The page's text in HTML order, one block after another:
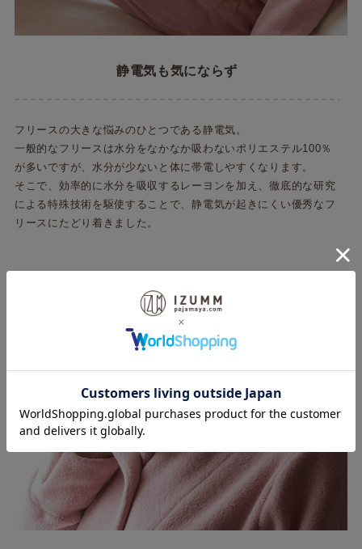
静電気も気にならず
フリースの大きな悩みのひとつである静電気。
一般的なフリースは水分をなかなか吸わないポリエステル100％
が多いですが、水分が少ないと体に帯電しやすくなります。
そこで、効率的に水分を吸収するレーヨンを加え、徹底的な研究
による特殊技術を駆使することで、静電気が起きにくい優秀なフ
リースにたどり着きました。